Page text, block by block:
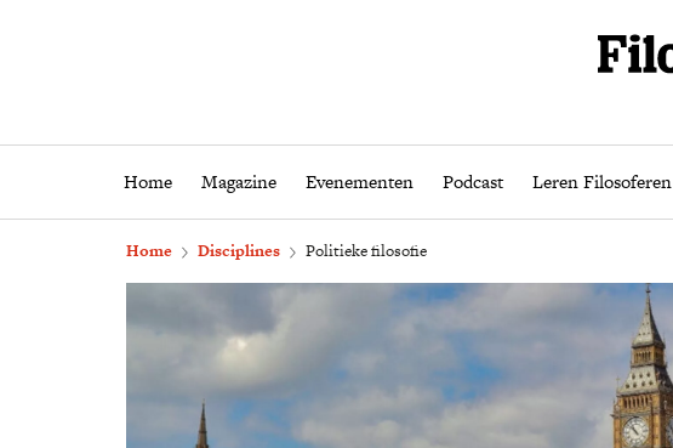
Home Magazine Evenementen Podcast Leren Filosoferen
Home Magazine Evenementen Podcast
Home Disciplines Politieke filosofie